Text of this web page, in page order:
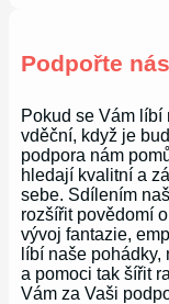
Podpořte nás
Pokud se Vám líbí
vděční, když je
podpora nám
hledají kvalitní a
sebe. Sdílením
rozšířit povědomí
vývoj fantazie,
líbí naše
a pomoci tak šířit
Vám za Vaši